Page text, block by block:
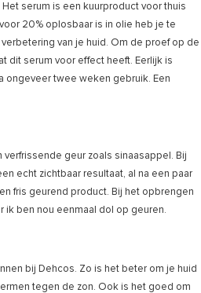
serum is een kuurproduct voor thuis
20% oplosbaar is in olie heb je te
van je huid. Om de proef op de
dit serum voor effect heeft. Eerlijk is
ongeveer twee weken gebruik. Een
geur zoals sinaasappel. Bij
echt zichtbaar resultaat, al na een paar
fris geurend product. Bij het opbrengen
ik ben nou eenmaal dol op geuren.
bij Dehcos. Zo is het beter om je huid
tegen de zon. Ook is het goed om